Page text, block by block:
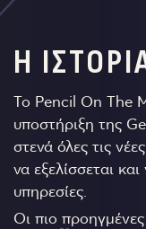
Η
Το Pencil On The
υποστήριξη της
στενά όλες τις
να εξελίσσεται
υπηρεσίες.
Οι πιο προηγμένες